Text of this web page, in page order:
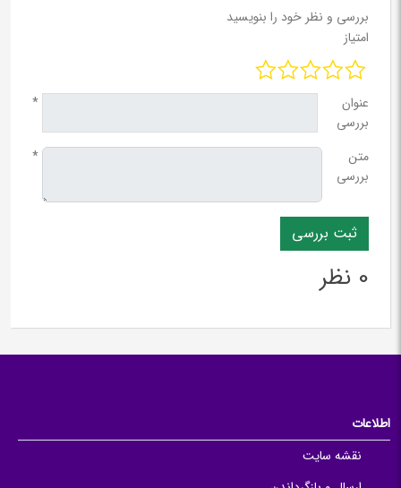
بررسی و نظر خود را بنویسید
امتیاز
عنوان
بررسی
*
متن
بررسی
*
0 نظر
اطلاعات
نقشه سایت